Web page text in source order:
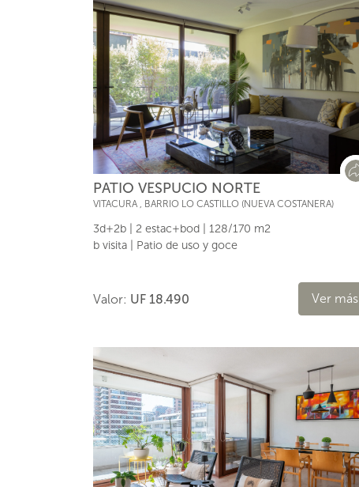
PATIO VESPUCIO NORTE
VITACURA , BARRIO LO CASTILLO (NUEVA COSTANERA)
3d+2b | 2 estac+bod | 128/170 m2
b visita | Patio de uso y goce
Valor: UF 18.490 Ver más